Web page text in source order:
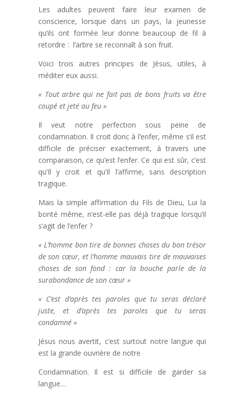
Les adultes peuvent faire leur examen de
conscience, lorsque dans un pays, la jeunesse
qu’ils ont formée leur donne beaucoup de fil à
retordre : l’arbre se reconnaît à son fruit.
Voici trois autres principes de Jésus, utiles, à
méditer eux aussi.
« Tout arbre qui ne fait pas de bons fruits va être
coupé et jeté au feu »
Il veut notre perfection sous peine de
condamnation. Il croit donc à l’enfer, même s’il est
difficile de préciser exactement, à travers une
comparaison, ce qu’est l’enfer. Ce qui est sûr, c’est
qu’Il y croit et qu’Il l’affirme, sans description
tragique.
Mais la simple affirmation du Fils de Dieu, Lui la
bonté même, n’est-elle pas déjà tragique lorsqu’il
s’agit de l’enfer ?
« L’homme bon tire de bonnes choses du bon trésor
de son cœur, et l’homme mauvais tire de mauvaises
choses de son fond : car la bouche parle de la
surabondance de son cœur »
« C’est d’après tes paroles que tu seras déclaré
juste,
et d’après tes paroles que tu seras
condamné »
Jésus nous avertit, c’est surtout notre langue qui
est la grande ouvrière de notre
Condamnation. Il est si difficile de garder sa
langue…